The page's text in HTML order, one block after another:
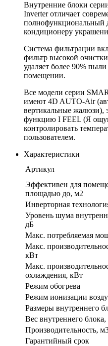
Внутренние блоки
Inverter отличает
полнофункциональный
кондиционеру
Система фильтрации
фильтр высокой
удаляет более 90%
помещении.
Все модели серии
имеют 4D AUTO-Air
вертикальные жалюзи),
функцию I FEEL (Я
контролировать
пользователем.
Характеристики
Артикул
Эффективен для
площадью до, м2
Инверторная
Уровень шума
дБ
Макс. потребляемая
Макс.
кВт
Макс.
охлаждения, кВт
Режим обогрева
Режим ионизации
Размеры внутреннего
Вес внутреннего блока,
Производительность,
Гарантийный срок